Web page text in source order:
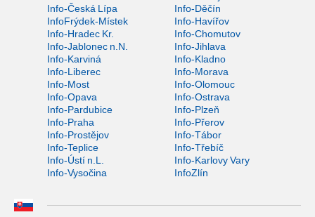
Info-Česká Lípa
Info-Děčín
InfoFrýdek-Místek
Info-Havířov
Info-Hradec Kr.
Info-Chomutov
Info-Jablonec n.N.
Info-Jihlava
Info-Karviná
Info-Kladno
Info-Liberec
Info-Morava
Info-Most
Info-Olomouc
Info-Opava
Info-Ostrava
Info-Pardubice
Info-Plzeň
Info-Praha
Info-Přerov
Info-Prostějov
Info-Tábor
Info-Teplice
Info-Třebíč
Info-Ústí n.L.
Info-Karlovy Vary
Info-Vysočina
InfoZlín